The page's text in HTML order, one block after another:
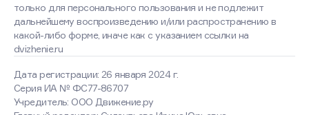
Дата регистрации: 26 января 2024 г.
Серия ИА № ФС77-86707
Учредитель: ООО Движение.ру
только для персонального пользования и не подлежит
дальнейшему воспроизведению и/или распространению в
какой-либо форме, иначе как с указанием ссылки на
dvizhenie.ru